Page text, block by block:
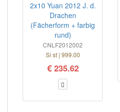
2x10 Yuan 2012 J. d.
Drachen
(Fächerform + farbig
rund)
CNLF2012002
Si st | 999.00
€ 235.62